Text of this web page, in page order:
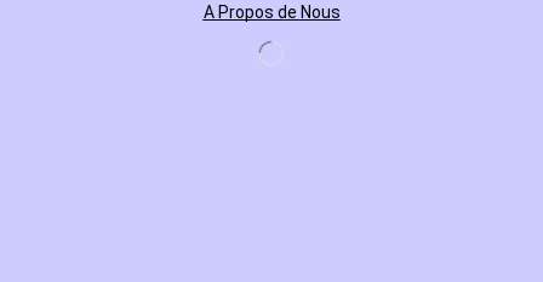
A Propos de Nous